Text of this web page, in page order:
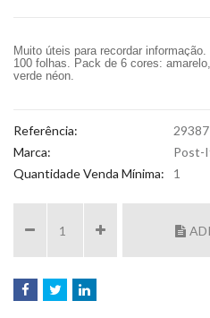
Muito úteis para recordar
100 folhas. Pack de 6 cores:
verde néon.
Referência:
29387
Marca:
Post-
Quantidade Venda Mínima:
1